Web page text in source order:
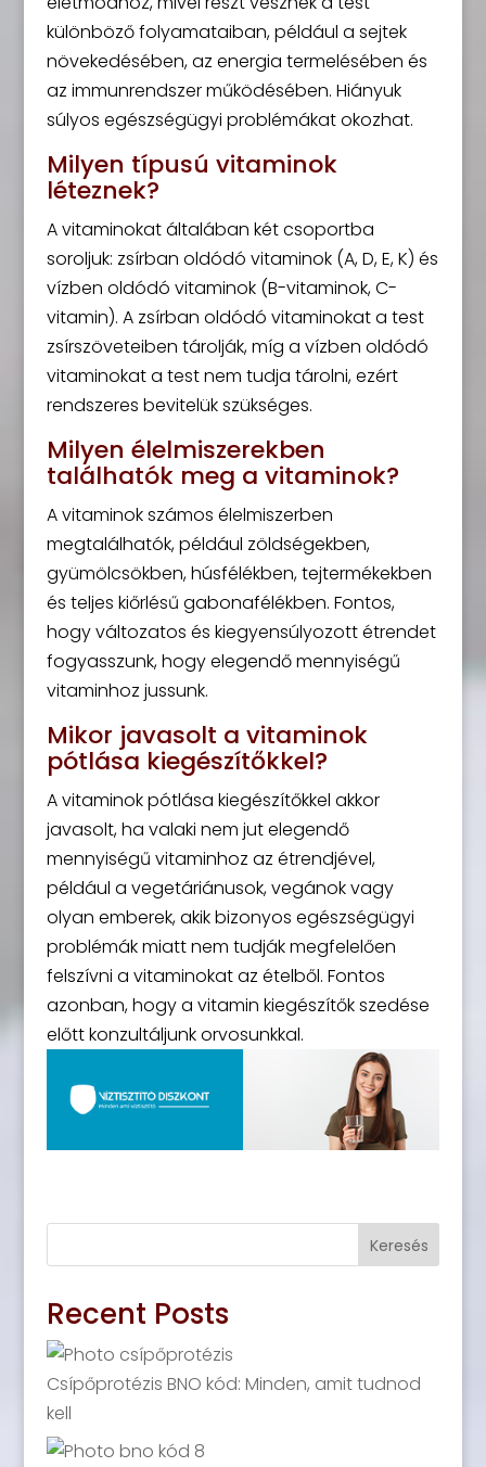
különböző folyamataiban, például a sejtek
növekedésében, az energia termelésében és
az immunrendszer működésében. Hiányuk
súlyos egészségügyi problémákat okozhat.
Milyen típusú vitaminok
léteznek?
A vitaminokat általában két csoportba
soroljuk: zsírban oldódó vitaminok (A, D, E, K) és
vízben oldódó vitaminok (B-vitaminok, C-
vitamin). A zsírban oldódó vitaminokat a test
zsírszöveteiben tárolják, míg a vízben oldódó
vitaminokat a test nem tudja tárolni, ezért
rendszeres bevitelük szükséges.
Milyen élelmiszerekben
találhatók meg a vitaminok?
A vitaminok számos élelmiszerben
megtalálhatók, például zöldségekben,
gyümölcsökben, húsfélékben, tejtermékekben
és teljes kiőrlésű gabonafélékben. Fontos,
hogy változatos és kiegyensúlyozott étrendet
fogyasszunk, hogy elegendő mennyiségű
vitaminhoz jussunk.
Mikor javasolt a vitaminok
pótlása kiegészítőkkel?
A vitaminok pótlása kiegészítőkkel akkor
javasolt, ha valaki nem jut elegendő
mennyiségű vitaminhoz az étrendjével,
például a vegetáriánusok, vegánok vagy
olyan emberek, akik bizonyos egészségügyi
problémák miatt nem tudják megfelelően
felszívni a vitaminokat az ételből. Fontos
azonban, hogy a vitamin kiegészítők szedése
előtt konzultáljunk orvosunkkal.
Keresés
Recent Posts
Csípőprotézis BNO kód: Minden, amit tudnod
kell